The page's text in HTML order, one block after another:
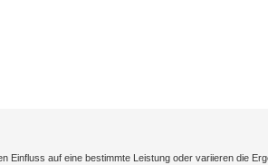
auf eine bestimmte Leistung oder variieren die